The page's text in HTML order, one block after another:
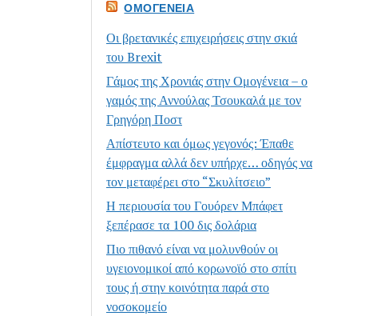
ΟΜΟΓΈΝΕΙΑ
Οι βρετανικές επιχειρήσεις στην σκιά
του Brexit
Γάμος της Χρονιάς στην Ομογένεια – ο
γαμός της Αννούλας Τσουκαλά με τον
Γρηγόρη Ποστ
Απίστευτο και όμως γεγονός: Έπαθε
έμφραγμα αλλά δεν υπήρχε… οδηγός να
τον μεταφέρει στο “Σκυλίτσειο”
Η περιουσία του Γουόρεν Μπάφετ
ξεπέρασε τα 100 δις δολάρια
Πιο πιθανό είναι να μολυνθούν οι
υγειονομικοί από κορωνοϊό στο σπίτι
τους ή στην κοινότητα παρά στο
νοσοκομείο